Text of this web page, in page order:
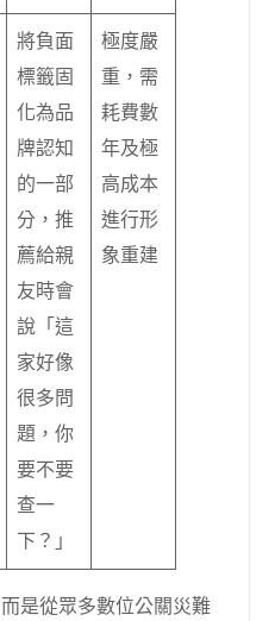
將負面
標籤固
化為品
牌認知
的一部
分，推
薦給親
友時會
說「這
家好像
很多問
題，你
要不要
查一
下？」
極度嚴
重，需
耗費數
年及極
高成本
進行形
象重建
是從眾多數位公關災難